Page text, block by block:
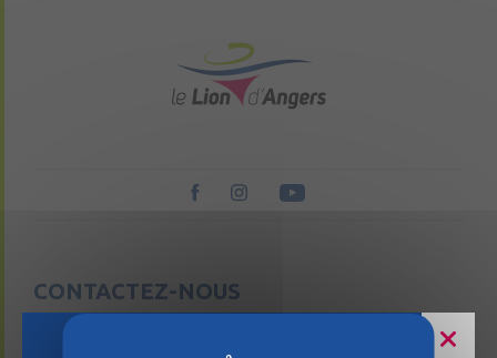
CONTACTEZ-NOUS